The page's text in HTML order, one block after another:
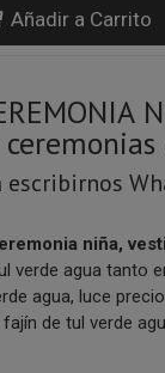
Añadir a Carrito
escribirnos
niña,
verde agua tanto
agua, luce
de tul verde